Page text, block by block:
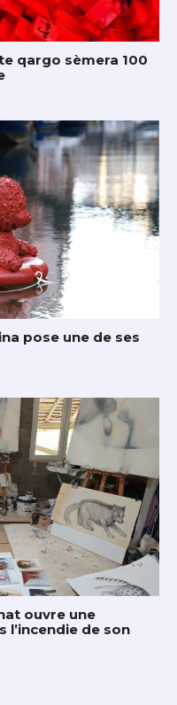
qargo sèmera 100
pose une de ses
ouvre une
de son